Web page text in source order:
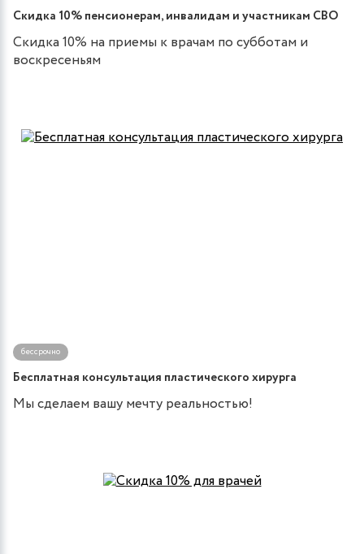
Скидка 10% пенсионерам, инвалидам и участникам СВО
Скидка 10% на приемы к врачам по субботам и
воскресеньям
бессрочно
Бесплатная консультация пластического хирурга
Мы сделаем вашу мечту реальностью!